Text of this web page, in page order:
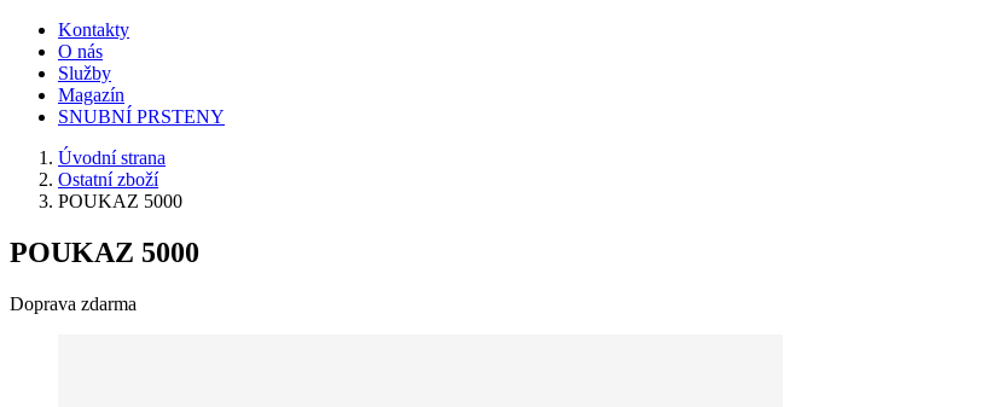
Kontakty
O nás
Služby
Magazín
SNUBNÍ PRSTENY
Úvodní strana
Ostatní zboží
POUKAZ 5000
POUKAZ 5000
Doprava zdarma